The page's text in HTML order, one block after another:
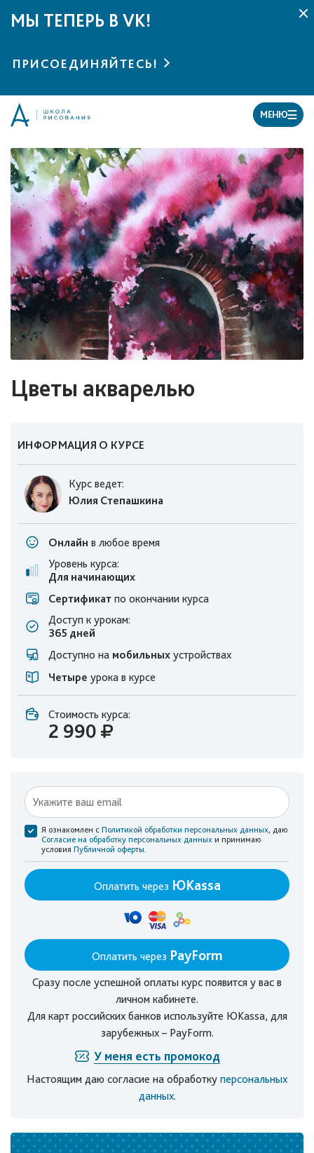
МЫ ТЕПЕРЬ В VK!
ПРИСОЕДИНЯЙТЕСЬ!
МЕНЮ
Цветы акварелью
ИНФОРМАЦИЯ О КУРСЕ
Курс ведет:
Юлия Степашкина
Онлайн в любое время
Уровень курса:
Для начинающих
Сертификат по окончании курса
Доступ к урокам:
365 дней
Доступно на мобильных устройствах
Четыре урока в курсе
Стоимость курса:
2 990
Я ознакомлен с Политикой обработки персональных данных, даю
Согласие на обработку персональных данныхи принимаю
условия Публичной оферты.
Оплатить через ЮKassa
Оплатить через PayForm
Сразу после успешной оплаты курс появится у вас в
личном кабинете.
Для карт российских банков используйте ЮKassa, для
зарубежных – PayForm.
У меня есть промокод
Настоящим даю согласие на обработку персональных
данных.